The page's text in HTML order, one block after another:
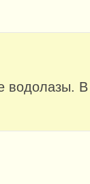
водолазы. В